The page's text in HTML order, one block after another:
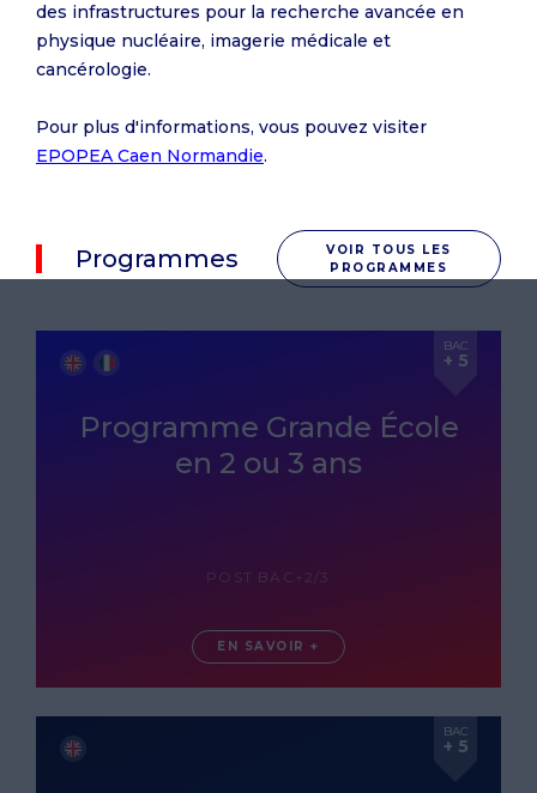
des infrastructures pour la recherche avancée en
physique nucléaire, imagerie médicale et
cancérologie.
Pour plus d'informations, vous pouvez visiter
EPOPEA Caen Normandie.
Programmes
VOIR TOUS LES
PROGRAMMES
BAC
+ 5
Programme Grande École
en 2 ou 3 ans
POST BAC+2/3
EN SAVOIR +
BAC
+ 5